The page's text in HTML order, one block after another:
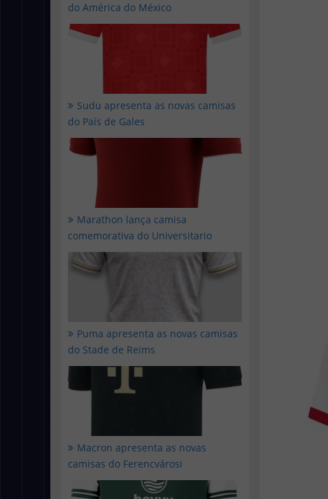
do América do México
Sudu apresenta as novas camisas
do País de Gales
Marathon lança camisa
comemorativa do Universitario
Puma apresenta as novas camisas
do Stade de Reims
Macron apresenta as novas
camisas do Ferencvárosi